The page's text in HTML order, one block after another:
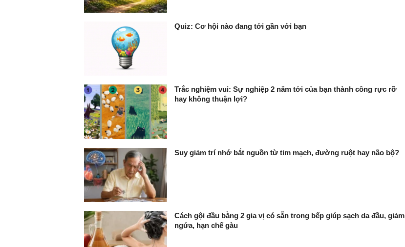
Quiz: Cơ hội nào đang tới gần với bạn
Trắc nghiệm vui: Sự nghiệp 2 năm tới của bạn thành công rực rỡ
hay không thuận lợi?
Suy giảm trí nhớ bắt nguồn từ tim mạch, đường ruột hay não bộ?
Cách gội đầu bằng 2 gia vị có sẵn trong bếp giúp sạch da đầu, giảm
ngứa, hạn chế gàu